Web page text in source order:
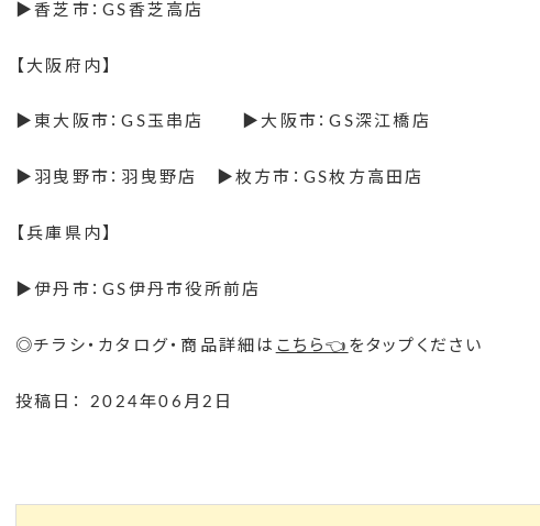
▶香芝市：GS香芝高店
【大阪府内】
▶東大阪市：GS玉串店 ▶大阪市：GS深江橋店
▶羽曳野市：羽曳野店 ▶枚方市：GS枚方高田店
【兵庫県内】
▶伊丹市：GS伊丹市役所前店
◎チラシ・カタログ・商品詳細は こちら👈 をタップください
投稿日： 2024年06月2日